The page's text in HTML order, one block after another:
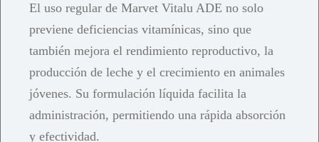
El uso regular de Marvet Vitalu ADE no solo
previene deficiencias vitamínicas, sino que
también mejora el rendimiento reproductivo, la
producción de leche y el crecimiento en animales
jóvenes. Su formulación líquida facilita la
administración, permitiendo una rápida absorción
y efectividad.